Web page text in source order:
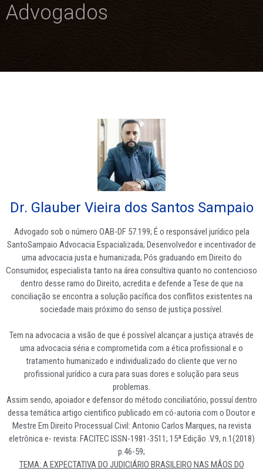
Advogados
Dr. Glauber Vieira dos Santos Sampaio
Advogado sob o número OAB-DF 57.199; É o responsável jurídico pela
SantoSampaio Advocacia Espacializada; Desenvolvedor e incentivador de
uma advocacia justa e humanizada; Pós graduando em Direito do
Consumidor, especialista tanto na área consultiva quanto no contencioso
dentro desse ramo do Direito, acredita e defende a Tese de que na
conciliação se encontra a solução pacífica dos conflitos existentes na
sociedade mais próximo do senso de justiça possível.
Tem na advocacia a visão de que é possível alcançar a justiça através de
uma advocacia séria e comprometida com a ética profissional e o
tratamento humanizado e individualizado do cliente que ver no
profissional jurídico a cura para suas dores e solução para seus
problemas.
Assim sendo, apoiador e defensor do método conciliatório, possuí dentro
dessa temática artigo cientifico publicado em có-autoria com o Doutor e
Mestre Em Direito Processual Civil: Antonio Carlos Marques, na revista
eletrônica e- revista: FACITEC ISSN-1981-3511; 15ª Edição .V.9, n.1(2018)
p.46-59;
TEMA: A EXPECTATIVA DO JUDICIÁRIO BRASILEIRO NAS MÃOS DO